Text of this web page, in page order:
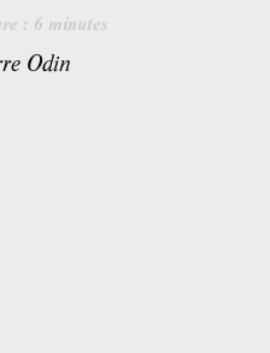
: 6 minutes
Odin